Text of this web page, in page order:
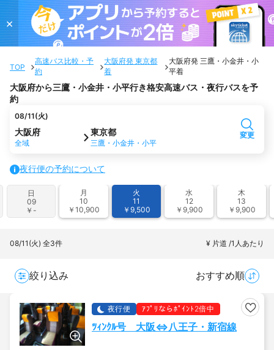
×
TOP
高速バス比較・予
約
大阪府発 東京都
着
大阪府発 三鷹・小金井・小
平着
大阪府から三鷹・小金井・小平行き格安高速バス・夜行バスを予
約
08/11(火)
大阪府
全域
東京都
三鷹・小金井・小平
変更
夜行便の予約について
日
09
￥-
月
10
￥10,900
火
11
￥9,500
水
12
￥9,900
木
13
￥9,900
08/11(火) 全3件 ¥ 片道 /1人あたり
絞り込み おすすめ順
夜行便 ｱﾌﾟﾘならﾎﾟｲﾝﾄ2倍中
ﾂｨﾝｸﾙ号 大阪⇔八王子・新宿線